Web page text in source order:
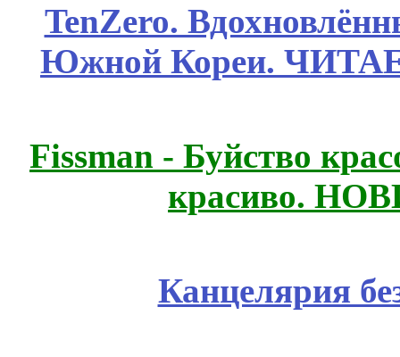
TenZero.
Южной Кореи.
Fissmаn - Буйство
красиво.
Канцелярия